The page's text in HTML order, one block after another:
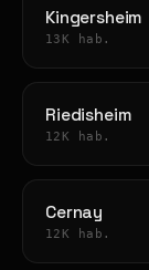
Kingersheim
13K hab.
Riedisheim
12K hab.
Cernay
12K hab.